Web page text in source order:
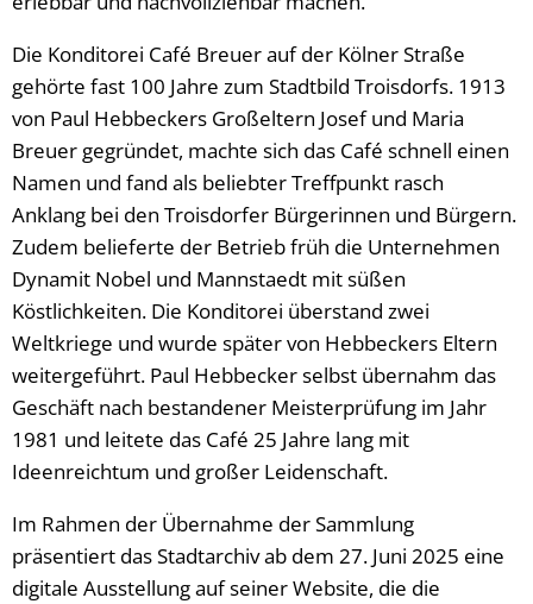
Die Konditorei Café Breuer auf der Kölner Straße
gehörte fast 100 Jahre zum Stadtbild Troisdorfs. 1913
von Paul Hebbeckers Großeltern Josef und Maria
Breuer gegründet, machte sich das Café schnell einen
Namen und fand als beliebter Treffpunkt rasch
Anklang bei den Troisdorfer Bürgerinnen und Bürgern.
Zudem belieferte der Betrieb früh die Unternehmen
Dynamit Nobel und Mannstaedt mit süßen
Köstlichkeiten. Die Konditorei überstand zwei
Weltkriege und wurde später von Hebbeckers Eltern
weitergeführt. Paul Hebbecker selbst übernahm das
Geschäft nach bestandener Meisterprüfung im Jahr
1981 und leitete das Café 25 Jahre lang mit
Ideenreichtum und großer Leidenschaft.
Im Rahmen der Übernahme der Sammlung
präsentiert das Stadtarchiv ab dem 27. Juni 2025 eine
digitale Ausstellung auf seiner Website, die die